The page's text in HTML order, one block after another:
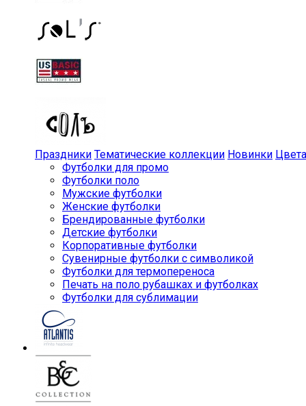
Праздники Тематические коллекции Новинки Цвета
Футболки для промо
Футболки поло
Мужские футболки
Женские футболки
Брендированные футболки
Детские футболки
Корпоративные футболки
Сувенирные футболки с символикой
Футболки для термопереноса
Печать на поло рубашках и футболках
Футболки для сублимации